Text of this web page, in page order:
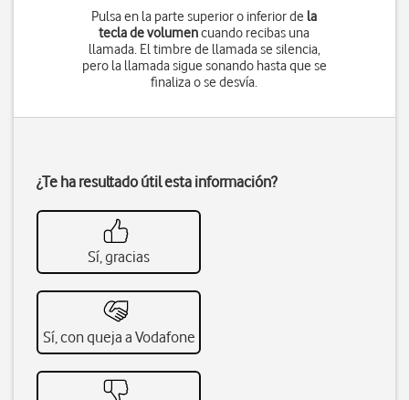
Pulsa en la parte superior o inferior de la
tecla de volumencuando recibas una
llamada. El timbre de llamada se silencia,
pero la llamada sigue sonando hasta que se
finaliza o se desvía.
¿Te ha resultado útil esta información?
Sí, gracias
Sí, con queja a Vodafone